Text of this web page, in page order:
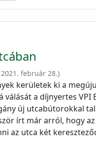
2021. február 28.)
kerületek ki a
a díjnyertes
új utcabútorokkal
írt már arról, hogy
az utca két